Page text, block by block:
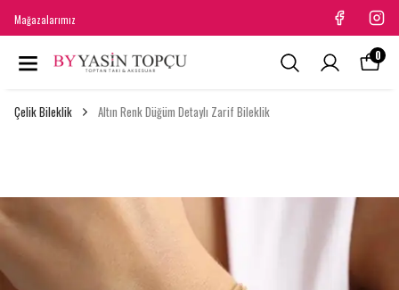
Mağazalarımız
0
Çelik Bileklik Altın Renk Düğüm Detaylı Zarif Bileklik